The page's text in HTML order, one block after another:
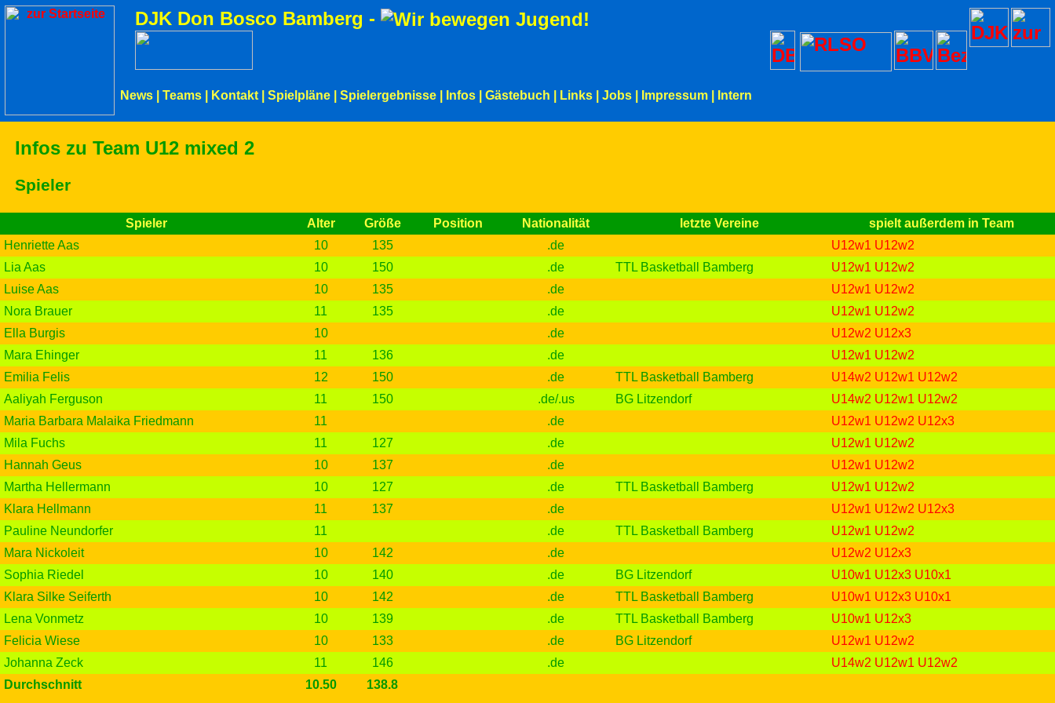
DJK Don Bosco Bamberg -
News Teams Kontakt Spielpläne Spielergebnisse Infos Gästebuch Links Jobs Impressum Intern
Infos zu Team U12 mixed 2
Spieler
Spieler Alter Größe Position Nationalität letzte Vereine
spielt außerdem in Team
Henriette Aas
10 135 .de U12w1 U12w2
Lia Aas
10 150 .de TTL Basketball Bamberg U12w1 U12w2
Luise Aas
10 135 .de U12w1 U12w2
Nora Brauer
11 135 .de U12w1 U12w2
Ella Burgis
10 .de U12w2 U12x3
Mara Ehinger
11 136 .de U12w1 U12w2
Emilia Felis
12 150 .de TTL Basketball Bamberg U14w2 U12w1 U12w2
Aaliyah Ferguson
11 150 .de/.us BG Litzendorf U14w2 U12w1 U12w2
Maria Barbara Malaika Friedmann
11 .de U12w1 U12w2 U12x3
Mila Fuchs
11 127 .de U12w1 U12w2
Hannah Geus
10 137 .de U12w1 U12w2
Martha Hellermann
10 127 .de TTL Basketball Bamberg U12w1 U12w2
Klara Hellmann
11 137 .de U12w1 U12w2 U12x3
Pauline Neundorfer
11 .de TTL Basketball Bamberg U12w1 U12w2
Mara Nickoleit
10 142 .de U12w2 U12x3
Sophia Riedel
10 140 .de BG Litzendorf U10w1 U12x3 U10x1
Klara Silke Seiferth
10 142 .de TTL Basketball Bamberg U10w1 U12x3 U10x1
Lena Vonmetz
10 139 .de TTL Basketball Bamberg U10w1 U12x3
Felicia Wiese
10 133 .de BG Litzendorf U12w1 U12w2
Johanna Zeck
11 146 .de U14w2 U12w1 U12w2
Durchschnitt
10.50 138.8